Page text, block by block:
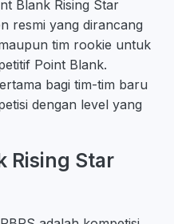
Blank Rising Star
resmi yang dirancang
tim rookie untuk
Point Blank.
bagi tim-tim baru
dengan level yang
Rising Star